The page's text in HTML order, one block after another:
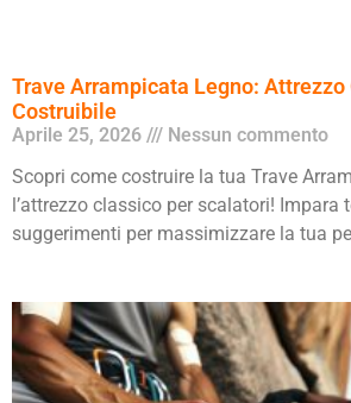
Trave Arrampicata Legno: Attrezzo
Costruibile
Aprile 25, 2026
Nessun commento
Scopri come costruire la tua Trave
l’attrezzo classico per scalatori! Impara
suggerimenti per massimizzare la tua